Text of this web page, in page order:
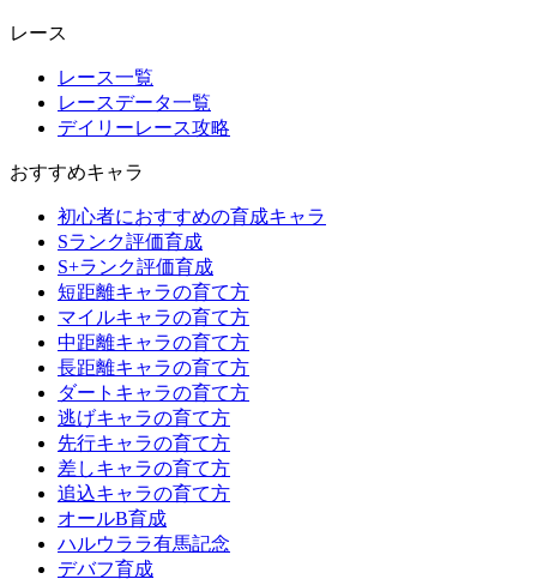
レース
レース一覧
レースデータ一覧
デイリーレース攻略
おすすめキャラ
初心者におすすめの育成キャラ
Sランク評価育成
S+ランク評価育成
短距離キャラの育て方
マイルキャラの育て方
中距離キャラの育て方
長距離キャラの育て方
ダートキャラの育て方
逃げキャラの育て方
先行キャラの育て方
差しキャラの育て方
追込キャラの育て方
オールB育成
ハルウララ有馬記念
デバフ育成